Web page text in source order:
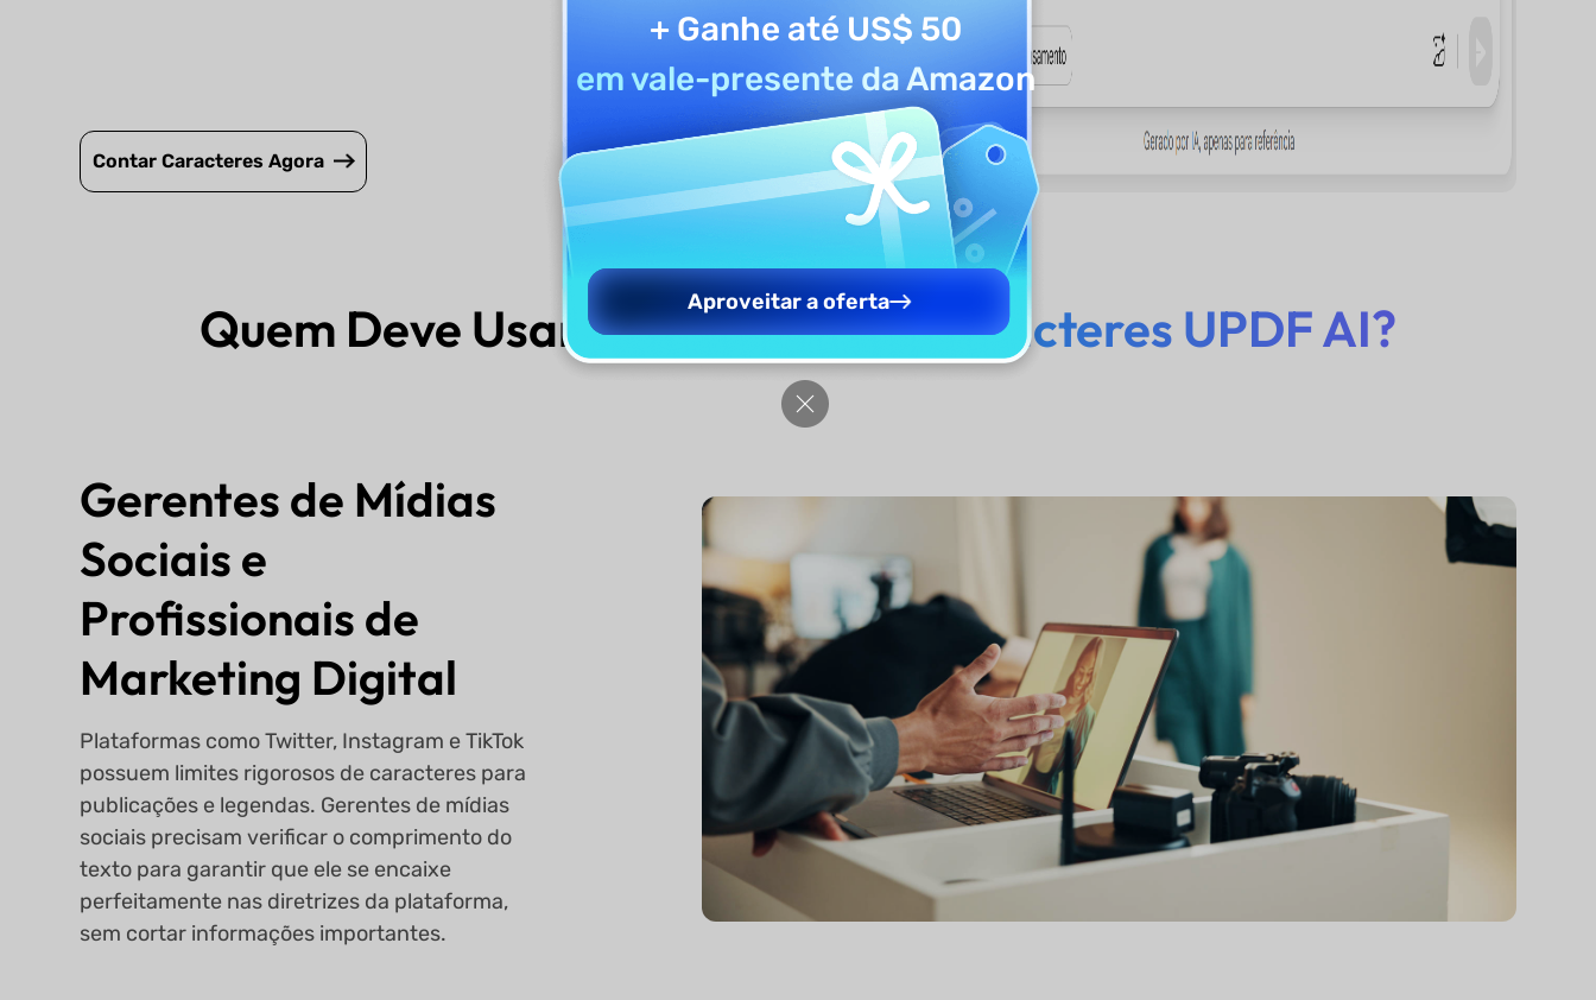
Contar Caracteres Agora
Quem Deve Usar oContador de Caracteres UPDF AI?
Gerentes de Mídias
Sociais e
Profissionais de
Marketing Digital
Plataformas como Twitter, Instagram e TikTok
possuem limites rigorosos de caracteres para
publicações e legendas. Gerentes de mídias
sociais precisam verificar o comprimento do
texto para garantir que ele se encaixe
perfeitamente nas diretrizes da plataforma,
sem cortar informações importantes.
+ Ganhe até US$ 50
em vale-presente da Amazon
Aproveitar a oferta